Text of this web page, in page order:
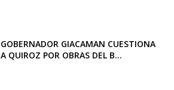
GOBERNADOR GIACAMAN CUESTIONA
A QUIROZ POR OBRAS DEL B...